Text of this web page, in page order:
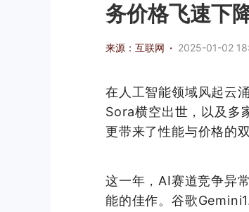
务价格飞速下
来源：互联网 · 2025-01-02
在人工智能领域风起云
Sora横空出世，以及多
更带来了性能与价格的
这一年，AI赛道竞争异
能的佳作。谷歌